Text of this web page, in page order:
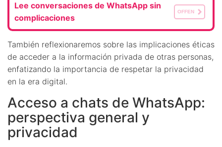
Lee conversaciones de WhatsApp sin
complicaciones
OFFEN
También reflexionaremos sobre las implicaciones éticas
de acceder a la información privada de otras personas,
enfatizando la importancia de respetar la privacidad
en la era digital.
Acceso a chats de WhatsApp:
perspectiva general y
privacidad